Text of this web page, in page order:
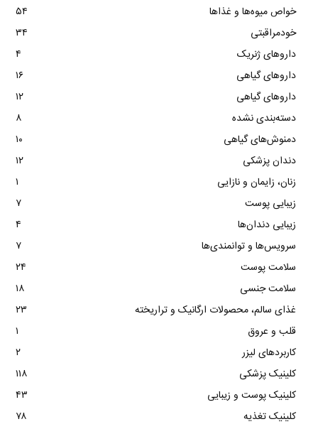
خواص میوه‌ها و غذاها
۵۴
خودمراقبتی
۳۴
داروهای ژنریک
۴
داروهای گیاهی
۱۶
داروهای گیاهی
۱۲
دسته‌بندی نشده
۸
دمنوش‌های گیاهی
۱۰
دندان پزشکی
۱۲
زنان، زایمان و نازایی
۱
زیبایی پوست
۷
زیبایی دندان‌ها
۴
سرویس‌ها و توانمندی‌ها
۷
سلامت پوست
۲۴
سلامت جنسی
۱۸
غذای سالم، محصولات ارگانیک و تراریخته
۲۳
قلب و عروق
۱
کاربردهای لیزر
۲
کلینیک پزشکی
۱۱۸
کلینیک پوست و زیبایی
۴۳
کلینیک تغذیه
۷۸